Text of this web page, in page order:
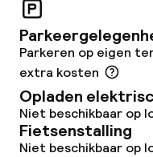
Wasservice
Parkeren op eigen
extra kosten
Opladen
Niet beschikbaar op
Fietsenstalling
Niet beschikbaar op